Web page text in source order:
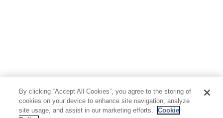
By clicking “Accept All Cookies”, you agree to the storing of
cookies on your device to enhance site navigation, analyze
site usage, and assist in our marketing efforts.
Cookie